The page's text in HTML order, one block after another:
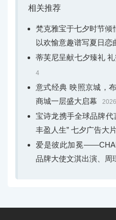
相关推荐
梵克雅宝于七夕时节倾
以欢愉意趣谱写夏日恋
蒂芙尼呈献七夕臻礼
4
意式经典 映照京城，
商城一层盛大启幕
宝诗龙携手全球品牌代
丰盈人生” 七夕广告大
爱是彼此加冕
品牌大使文淇出演、周